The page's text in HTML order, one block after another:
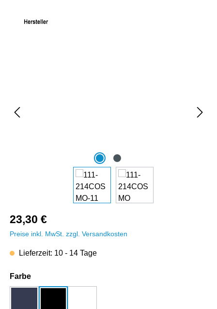
23,30 €
Preise inkl. MwSt. zzgl. Versandkosten
Lieferzeit: 10 - 14 Tage
Farbeauswählen